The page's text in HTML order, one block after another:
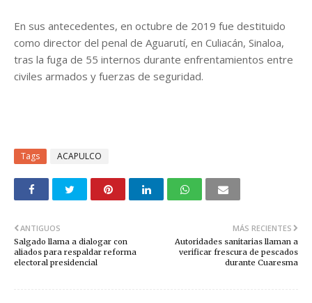
En sus antecedentes, en octubre de 2019 fue destituido
como director del penal de Aguarutí, en Culiacán, Sinaloa,
tras la fuga de 55 internos durante enfrentamientos entre
civiles armados y fuerzas de seguridad.
Tags ACAPULCO
MÁS RECIENTES
Autoridades sanitarias llaman a
verificar frescura de pescados
durante Cuaresma
ANTIGUOS
Salgado llama a dialogar con
aliados para respaldar reforma
electoral presidencial